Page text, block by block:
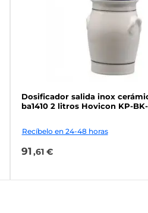
Dosificador salida inox
ba1410 2 litros Hovicon KP-
Recíbelo en 24-48 horas
91,61 €